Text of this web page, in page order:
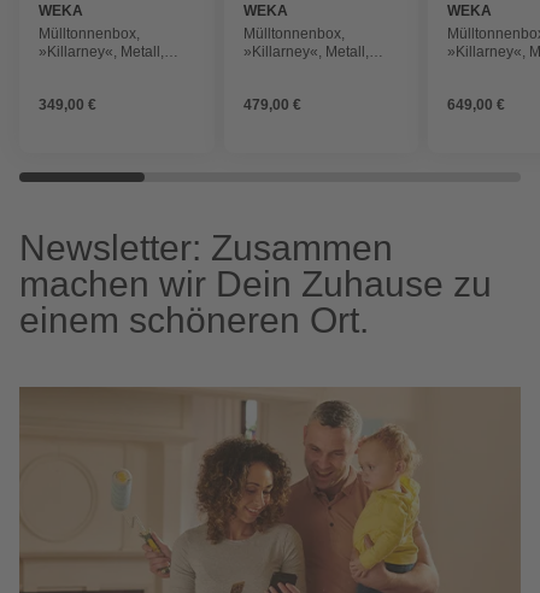
WEKA
Mülltonnenbox,
»Killarney«, Metall,
349,00 €
WEKA
Mülltonnenbox,
»Killarney«, Metall,
479,00 €
WEKA
»Killarney«,
649,00 €
Newsletter: Zusammen
machen wir Dein Zuhause zu
einem schöneren Ort.